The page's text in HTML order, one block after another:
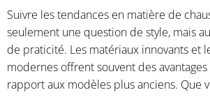
Suivre les tendances en matière de
seulement une question de style, mais
de praticité. Les matériaux innovants et
modernes offrent souvent des
rapport aux modèles plus anciens. Que